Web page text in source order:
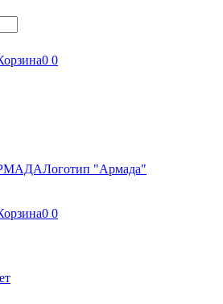
0 0
Логотип "Армада"
0 0